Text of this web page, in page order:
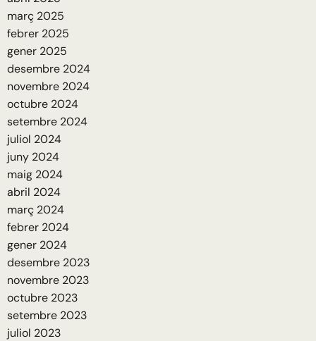
març 2025
febrer 2025
gener 2025
desembre 2024
novembre 2024
octubre 2024
setembre 2024
juliol 2024
juny 2024
maig 2024
abril 2024
març 2024
febrer 2024
gener 2024
desembre 2023
novembre 2023
octubre 2023
setembre 2023
juliol 2023